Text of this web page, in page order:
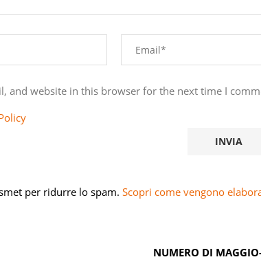
and website in this browser for the next time I
per ridurre lo spam. Scopri come vengono
NUMERO DI